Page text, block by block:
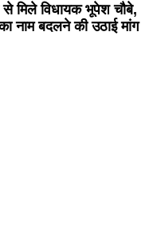
मिले विधायक भूपेश चौबे,
नाम बदलने की उठाई मांग